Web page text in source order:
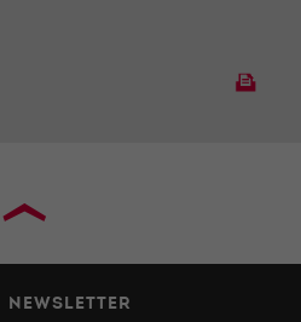
›
NEWSLETTER